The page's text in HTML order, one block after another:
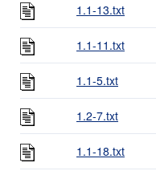
1.1-13.txt
1.1-11.txt
1.1-5.txt
1.2-7.txt
1.1-18.txt